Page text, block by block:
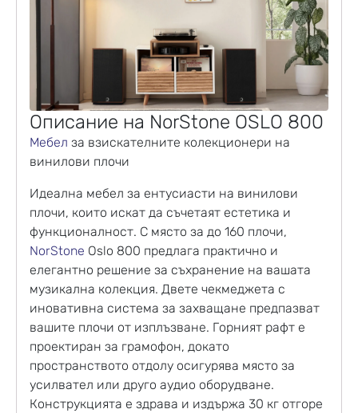
Описание на NorStone OSLO 800
Мебел за взискателните колекционери на
винилови плочи
Идеална мебел за ентусиасти на винилови
плочи, които искат да съчетаят естетика и
функционалност. С място за до 160 плочи,
NorStone Oslo 800 предлага практично и
елегантно решение за съхранение на вашата
музикална колекция. Двете чекмеджета с
иновативна система за захващане предпазват
вашите плочи от изплъзване. Горният рафт е
проектиран за грамофон, докато
пространството отдолу осигурява място за
усилвател или друго аудио оборудване.
Конструкцията е здрава и издържа 30 кг отгоре